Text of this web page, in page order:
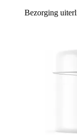
Bezorging